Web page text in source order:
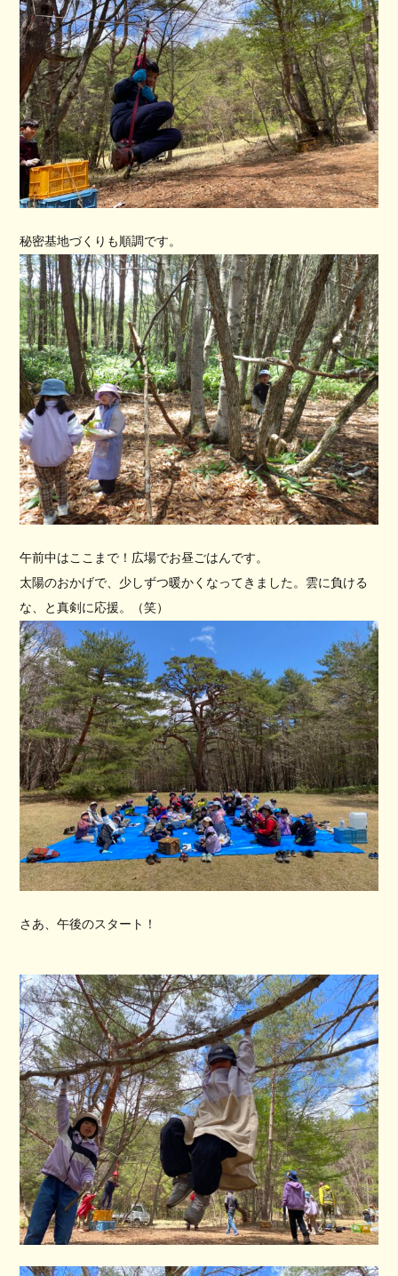
秘密基地づくりも順調です。
午前中はここまで！広場でお昼ごはんです。
太陽のおかげで、少しずつ暖かくなってきました。雲に負ける
な、と真剣に応援。（笑）
さあ、午後のスタート！